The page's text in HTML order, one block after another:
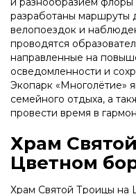
разработаны маршруты
велопоездок и
проводятся
направленные на
осведомленности и
Экопарк «Многолётие»
семейного отдыха, а
провести время в
Храм
Цветном
Храм Святой Троицы на